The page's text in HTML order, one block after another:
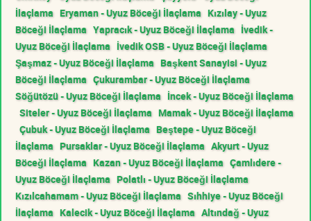
İlaçlama Eryaman - Uyuz Böceği İlaçlama Kızılay - Uyuz
Böceği İlaçlama Yapracık - Uyuz Böceği İlaçlama İvedik -
Uyuz Böceği İlaçlama İvedik OSB - Uyuz Böceği İlaçlama
Şaşmaz - Uyuz Böceği İlaçlama Başkent Sanayisi - Uyuz
Böceği İlaçlama Çukurambar - Uyuz Böceği İlaçlama
Söğütözü - Uyuz Böceği İlaçlama İncek - Uyuz Böceği İlaçlama
Siteler - Uyuz Böceği İlaçlama Mamak - Uyuz Böceği İlaçlama
Çubuk - Uyuz Böceği İlaçlama Beştepe - Uyuz Böceği
İlaçlama Pursaklar - Uyuz Böceği İlaçlama Akyurt - Uyuz
Böceği İlaçlama Kazan - Uyuz Böceği İlaçlama Çamlıdere -
Uyuz Böceği İlaçlama Polatlı - Uyuz Böceği İlaçlama
Kızılcahamam - Uyuz Böceği İlaçlama Sıhhiye - Uyuz Böceği
İlaçlama Kalecik - Uyuz Böceği İlaçlama Altındağ - Uyuz